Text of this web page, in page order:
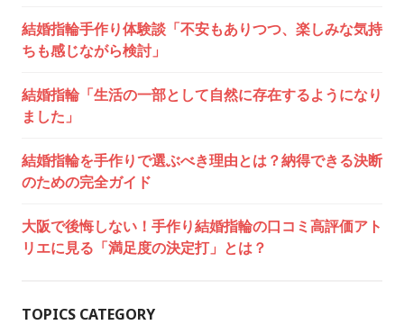
結婚指輪手作り体験談「不安もありつつ、楽しみな気持
ちも感じながら検討」
結婚指輪「生活の一部として自然に存在するようになり
ました」
結婚指輪を手作りで選ぶべき理由とは？納得できる決断
のための完全ガイド
大阪で後悔しない！手作り結婚指輪の口コミ高評価アト
リエに見る「満足度の決定打」とは？
TOPICS CATEGORY